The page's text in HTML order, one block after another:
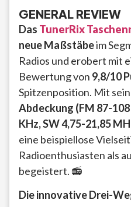
GENERAL REVIEW
Das TunerRix
neue Maßstäbeim
Radios und erobert mit
Bewertung von 9,8/10
Spitzenposition. Mit
Abdeckung (FM 87-
KHz, SW 4,75-21,85
eine beispiellose
Radioenthusiasten als
begeistert. 📻
Die innovative Drei-